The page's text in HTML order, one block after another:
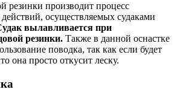
резинки производит процесс
осуществляемых судаками
вылавливается при
резинки. Также в данной оснастке
поводка, так как если будет
она просто откусит леску.